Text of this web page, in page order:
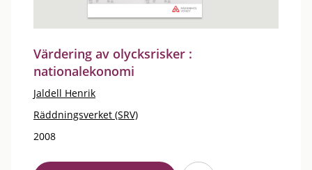
Värdering av olycksrisker :
nationalekonomi
Jaldell Henrik
Räddningsverket (SRV)
2008